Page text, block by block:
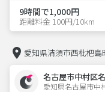
9時間で1,000円
距離料金 100円/10km
愛知県清須市西枇杷島
名古屋市中村区
愛知県名古屋市中